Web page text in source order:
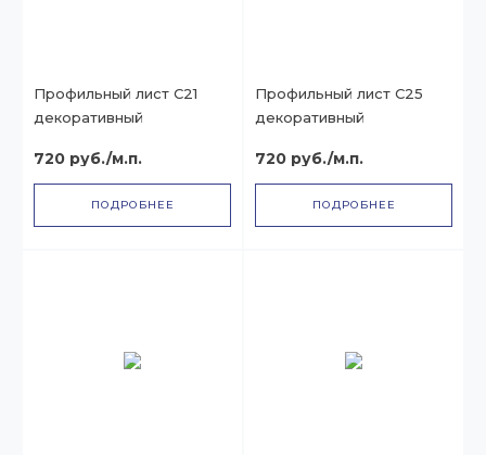
Профильный лист С21
декоративный
720 руб./м.п.
ПОДРОБНЕЕ
Профильный лист С25
декоративный
720 руб./м.п.
ПОДРОБНЕЕ